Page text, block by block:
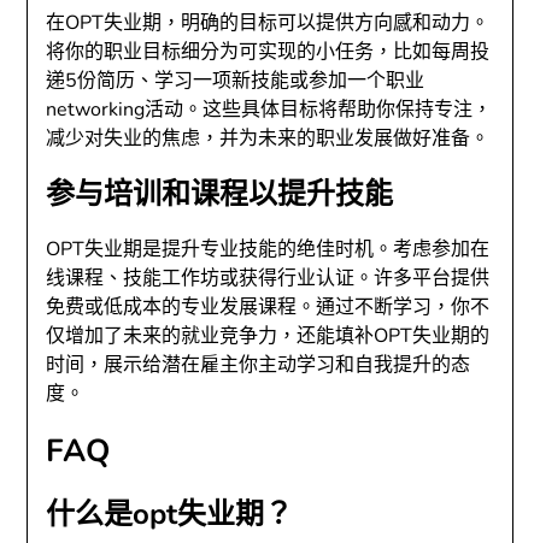
在OPT失业期，明确的目标可以提供方向感和动力。
将你的职业目标细分为可实现的小任务，比如每周投
递5份简历、学习一项新技能或参加一个职业
networking活动。这些具体目标将帮助你保持专注，
减少对失业的焦虑，并为未来的职业发展做好准备。
参与培训和课程以提升技能
OPT失业期是提升专业技能的绝佳时机。考虑参加在
线课程、技能工作坊或获得行业认证。许多平台提供
免费或低成本的专业发展课程。通过不断学习，你不
仅增加了未来的就业竞争力，还能填补OPT失业期的
时间，展示给潜在雇主你主动学习和自我提升的态
度。
FAQ
什么是opt失业期？